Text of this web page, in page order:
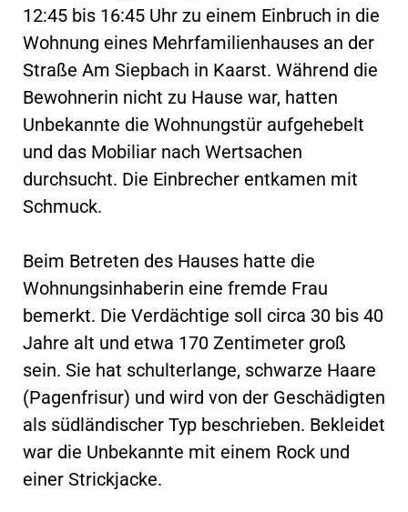
12:45 bis 16:45 Uhr zu einem Einbruch in die
Wohnung eines Mehrfamilienhauses an der
Straße Am Siepbach in Kaarst. Während die
Bewohnerin nicht zu Hause war, hatten
Unbekannte die Wohnungstür aufgehebelt
und das Mobiliar nach Wertsachen
durchsucht. Die Einbrecher entkamen mit
Schmuck.
Beim Betreten des Hauses hatte die
Wohnungsinhaberin eine fremde Frau
bemerkt. Die Verdächtige soll circa 30 bis 40
Jahre alt und etwa 170 Zentimeter groß
sein. Sie hat schulterlange, schwarze Haare
(Pagenfrisur) und wird von der Geschädigten
als südländischer Typ beschrieben. Bekleidet
war die Unbekannte mit einem Rock und
einer Strickjacke.